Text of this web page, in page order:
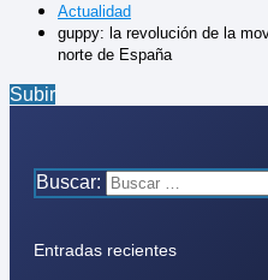
Actualidad
guppy: la revolución de la
norte de España
Subir
Buscar:
Entradas recientes